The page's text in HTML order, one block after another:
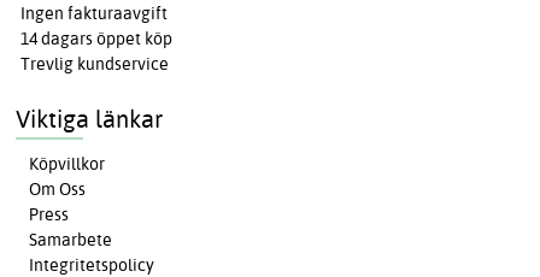
Ingen fakturaavgift
14 dagars öppet köp
Trevlig kundservice
Viktiga länkar
Köpvillkor
Om Oss
Press
Samarbete
Integritetspolicy